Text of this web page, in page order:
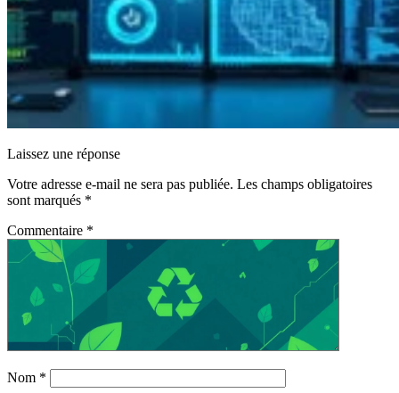
Laissez une réponse
Votre adresse e-mail ne sera pas publiée. Les champs obligatoires
sont marqués *
Commentaire *
Nom *